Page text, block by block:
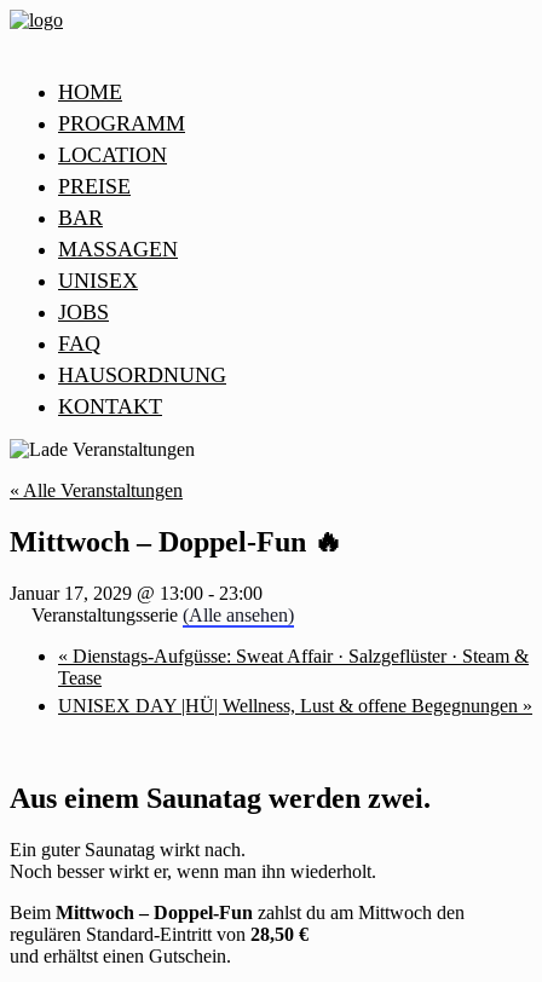
HOME
PROGRAMM
LOCATION
PREISE
BAR
MASSAGEN
UNISEX
JOBS
FAQ
HAUSORDNUNG
KONTAKT
« Alle Veranstaltungen
Mittwoch – Doppel-Fun 🔥
Januar 17, 2029 @ 13:00 - 23:00
Veranstaltungsserie (Alle ansehen)
« Dienstags-Aufgüsse: Sweat Affair · Salzgeflüster · Steam &
Tease
UNISEX DAY |HÜ| Wellness, Lust & offene Begegnungen »
Aus einem Saunatag werden zwei.
Ein guter Saunatag wirkt nach.
Noch besser wirkt er, wenn man ihn wiederholt.
Beim Mittwoch – Doppel-Fun zahlst du am Mittwoch den
regulären Standard-Eintritt von 28,50 €
und erhältst einen Gutschein.